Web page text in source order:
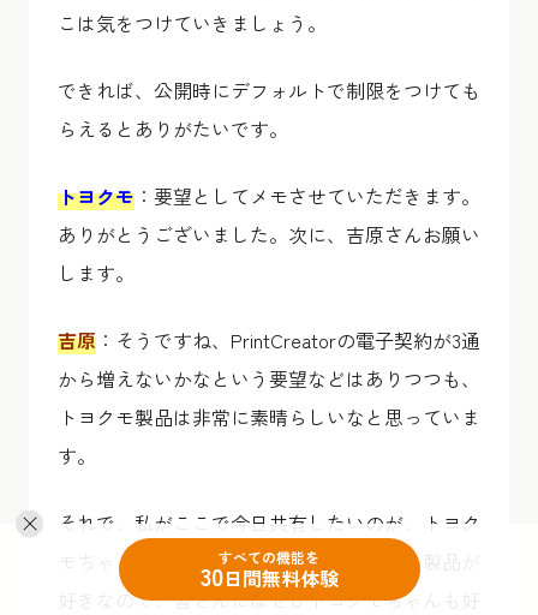
こは気をつけていきましょう。
できれば、公開時にデフォルトで制限をつけても
らえるとありがたいです。
トヨクモ ：要望としてメモさせていただきます。
ありがとうございました。次に、吉原さんお願い
します。
吉原 ：そうですね、PrintCreatorの電子契約が3通
から増えないかなという要望などはありつつも、
トヨクモ製品は非常に素晴らしいなと思っていま
す。
それで、私がここで今日共有したいのが、トヨク
モちゃんへの愛ですね。やはり、トヨクモ製品が
好きなので、皆さんにはぜひトヨクモちゃんも好
すべての機能を
30日間無料体験